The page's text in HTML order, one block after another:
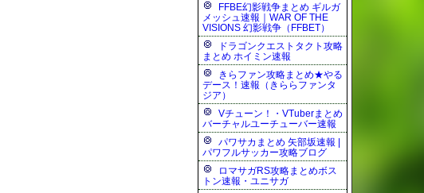
FFBE幻影戦争まとめ ギルガ
メッシュ速報｜WAR OF THE
VISIONS 幻影戦争（FFBET）
ドラゴンクエストタクト攻略
まとめ ホイミン速報
きらファン攻略まとめ★やる
デース！速報（きららファンタ
ジア）
Vチューン！・VTuberまとめ
バーチャルユーチューバー速報
パワサカまとめ 矢部坂速報 |
パワフルサッカー攻略ブログ
ロマサガRS攻略まとめボス
トン速報・ユニサガ